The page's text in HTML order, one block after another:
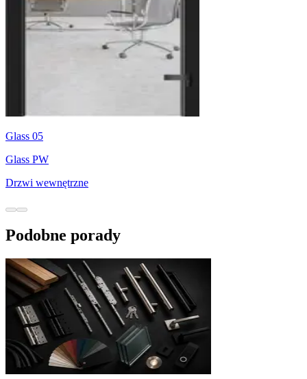
Glass 05
Glass PW
Drzwi wewnętrzne
Podobne porady